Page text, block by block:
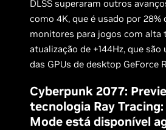
DLSS superaram outros
como 4K, que é usado por 28%
monitores para jogos com alta
atualização de +144Hz, que são
das GPUs de desktop GeForce
Cyberpunk 2077:
tecnologia Ray
Mode está disponível